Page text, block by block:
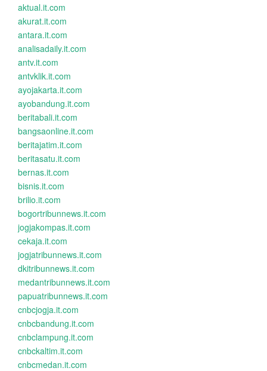
aktual.it.com
akurat.it.com
antara.it.com
analisadaily.it.com
antv.it.com
antvklik.it.com
ayojakarta.it.com
ayobandung.it.com
beritabali.it.com
bangsaonline.it.com
beritajatim.it.com
beritasatu.it.com
bernas.it.com
bisnis.it.com
brilio.it.com
bogortribunnews.it.com
jogjakompas.it.com
cekaja.it.com
jogjatribunnews.it.com
dkitribunnews.it.com
medantribunnews.it.com
papuatribunnews.it.com
cnbcjogja.it.com
cnbcbandung.it.com
cnbclampung.it.com
cnbckaltim.it.com
cnbcmedan.it.com